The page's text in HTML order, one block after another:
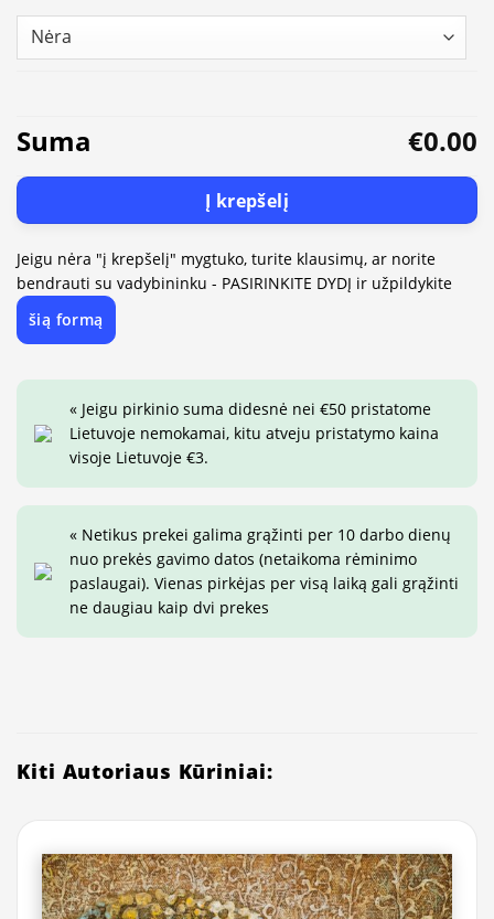
Suma €0.00
Į krepšelį
Jeigu nėra "į krepšelį" mygtuko, turite klausimų, ar norite
bendrauti su vadybininku - PASIRINKITE DYDĮ ir užpildykite
šią formą
« Jeigu pirkinio suma didesnė nei €50 pristatome
Lietuvoje nemokamai, kitu atveju pristatymo kaina
visoje Lietuvoje €3.
« Netikus prekei galima grąžinti per 10 darbo dienų
nuo prekės gavimo datos (netaikoma rėminimo
paslaugai). Vienas pirkėjas per visą laiką gali grąžinti
ne daugiau kaip dvi prekes
Kiti Autoriaus Kūriniai: